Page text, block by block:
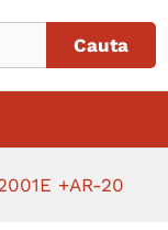
Cauta
+AR-20
+AR-20